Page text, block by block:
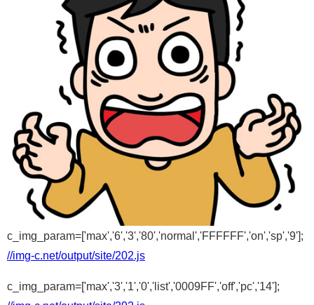
c_img_param=['max','6','3','80','normal','FFFFFF','on','sp','9'];
//img-c.net/output/site/202.js
c_img_param=['max','3','1','0','list','0009FF','off','pc','14'];